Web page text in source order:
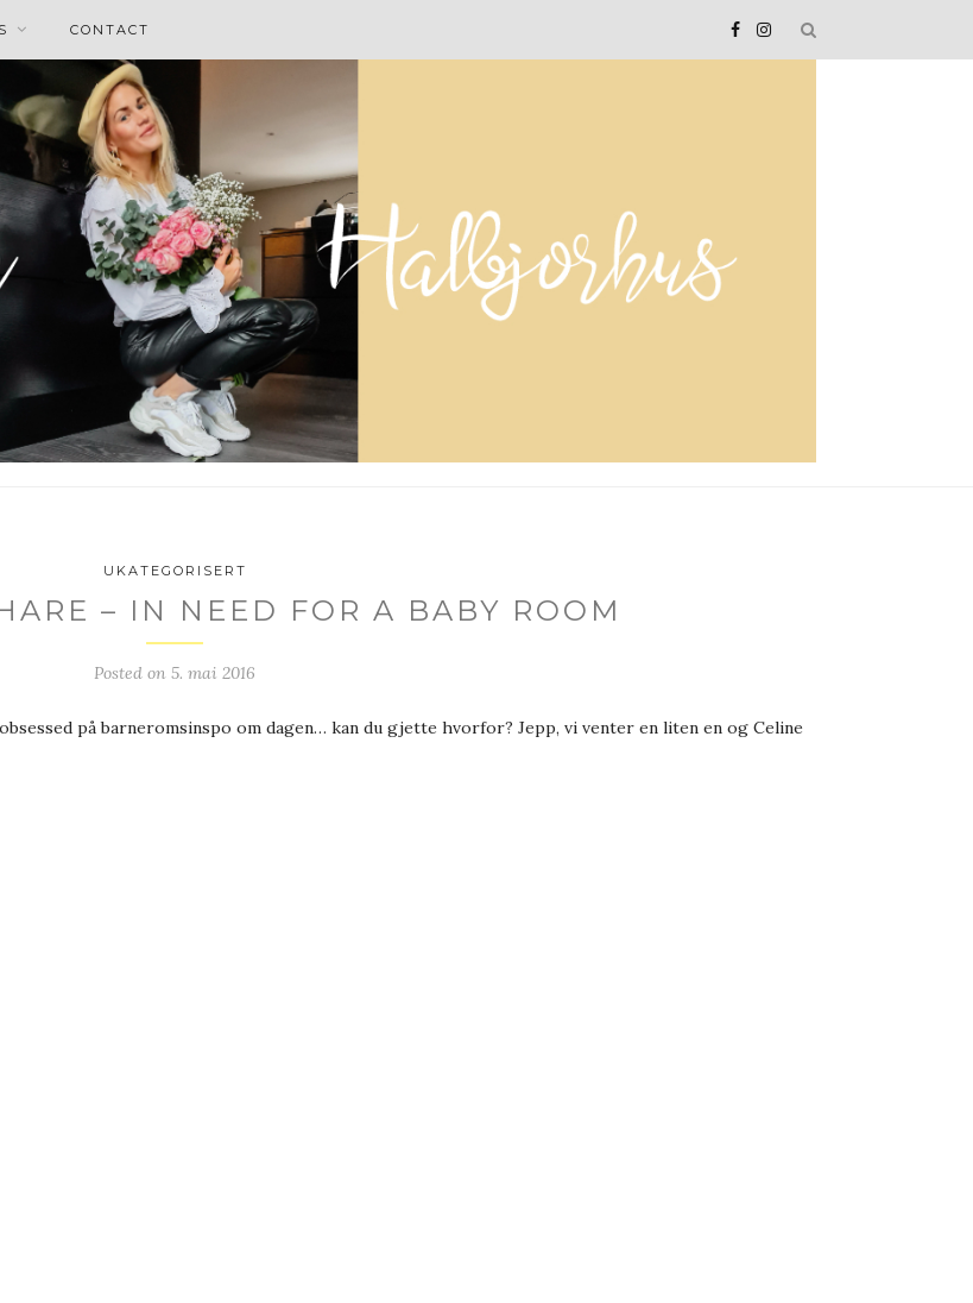
CONTACT
UKATEGORISERT
– IN NEED FOR A BABY ROOM
Posted on 5. mai 2016
på barneromsinspo om dagen… kan du gjette hvorfor? Jepp, vi venter en liten en og Celine